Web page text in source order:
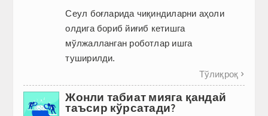
Сеул боғларида чиқиндиларни аҳоли
олдига бориб йиғиб кетишга
мўлжалланган роботлар ишга
туширилди.
Тўлиқроқ 
Жонли табиат мияга қандай
таъсир кўрсатади?